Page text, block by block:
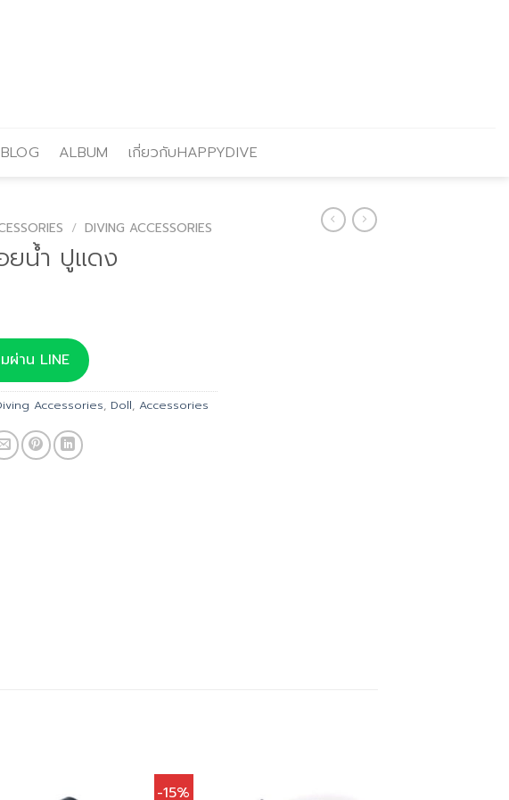
BLOG ALBUM เกี่ยวกับHAPPYDIVE
/ DIVING ACCESSORIES
ยน้ำ ปูแดง
ผ่าน LINE
Accessories, Doll, Accessories
-15%